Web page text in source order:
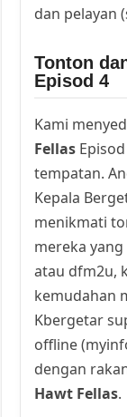
dan pelayan
Tonton
Episod 4
Kami
Fellas
tempatan.
Kepala
menikmati
mereka
atau dfm2u,
kemudahan
Kbergetar
offline
dengan
Hawt Fellas.